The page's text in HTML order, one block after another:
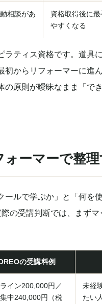
相談があ
資格取得後に
やすくなる
ティス資格です。道具
からリフォーマーに進
原則が曖昧なまま「で
ーマーで整理
ールで学ぶか」と「何を
の受講判断では、まずマ
の受講料例
イン200,000円／
中240,000円（税
未経
たい人